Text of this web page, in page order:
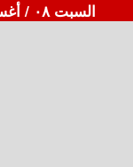
السبت ٠٨ / أغسطس / ٢٠٢٦